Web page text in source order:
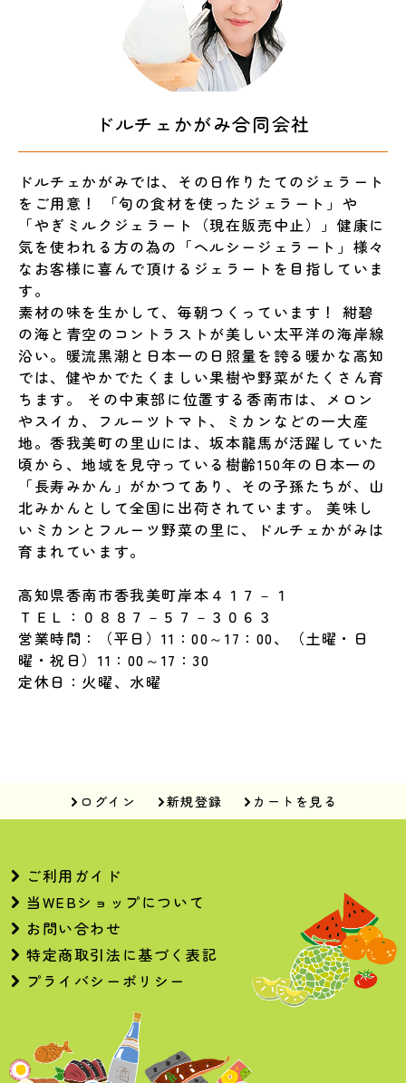
ドルチェかがみ合同会社
ドルチェかがみでは、その日作りたてのジェラート
をご用意！ 「旬の食材を使ったジェラート」や
「やぎミルクジェラート（現在販売中止）」健康に
気を使われる方の為の「ヘルシージェラート」様々
なお客様に喜んで頂けるジェラートを目指していま
す。
素材の味を生かして、毎朝つくっています！ 紺碧
の海と青空のコントラストが美しい太平洋の海岸線
沿い。暖流黒潮と日本一の日照量を誇る暖かな高知
では、健やかでたくましい果樹や野菜がたくさん育
ちます。 その中東部に位置する香南市は、メロン
やスイカ、フルーツトマト、ミカンなどの一大産
地。香我美町の里山には、坂本龍馬が活躍していた
頃から、地域を見守っている樹齢150年の日本一の
「長寿みかん」がかつてあり、その子孫たちが、山
北みかんとして全国に出荷されています。 美味し
いミカンとフルーツ野菜の里に、ドルチェかがみは
育まれています。
高知県香南市香我美町岸本４１７－１
ＴＥＬ：０８８７－５７－３０６３
営業時間：（平日）11：00～17：00、（土曜・日
曜・祝日）11：00～17：30
定休日：火曜、水曜
ログイン 新規登録 カートを見る
ご利用ガイド
当WEBショップについて
お問い合わせ
特定商取引法に基づく表記
プライバシーポリシー